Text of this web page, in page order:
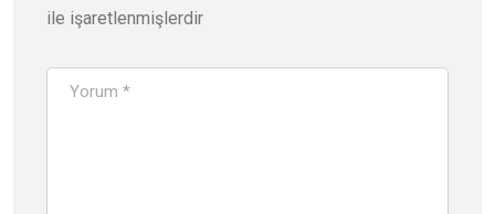
ile işaretlenmişlerdir